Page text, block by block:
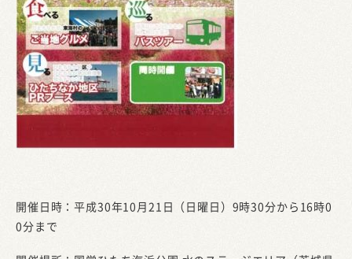
開催日時：平成30年10月21日（日曜日）9時30分から16時0
0分まで